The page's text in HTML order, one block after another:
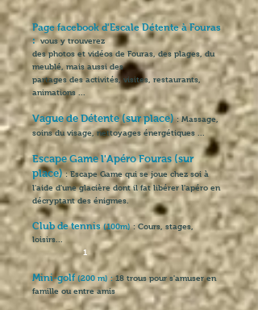
Page facebook d'Escale Détente à Fouras
: vous y trouverez
des photos et vidéos de Fouras, des plages, du
meublé, mais aussi des
partages des activités, visites, restaurants,
animations ...
Vague de Détente (sur place): Massage,
soins du visage, nettoyages énergétiques ...
Escape Game l'Apéro Fouras (sur
place): Escape Game qui se joue chez soi à
l'aide d'une glacière dont il fat libérer l'apéro en
décryptant des énigmes.
Club de tennis(100m): Cours, stages,
loisirs...
1
Mini-golf (200 m) : 18 trous pour s'amuser en
famille ou entre amis